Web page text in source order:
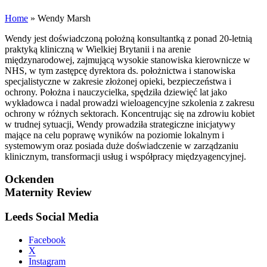
Home » Wendy Marsh
Wendy jest doświadczoną położną konsultantką z ponad 20-letnią
praktyką kliniczną w Wielkiej Brytanii i na arenie
międzynarodowej, zajmującą wysokie stanowiska kierownicze w
NHS, w tym zastępcę dyrektora ds. położnictwa i stanowiska
specjalistyczne w zakresie złożonej opieki, bezpieczeństwa i
ochrony. Położna i nauczycielka, spędziła dziewięć lat jako
wykładowca i nadal prowadzi wieloagencyjne szkolenia z zakresu
ochrony w różnych sektorach. Koncentrując się na zdrowiu kobiet
w trudnej sytuacji, Wendy prowadziła strategiczne inicjatywy
mające na celu poprawę wyników na poziomie lokalnym i
systemowym oraz posiada duże doświadczenie w zarządzaniu
klinicznym, transformacji usług i współpracy międzyagencyjnej.
Ockenden
Maternity Review
Leeds Social Media
Facebook
X
Instagram